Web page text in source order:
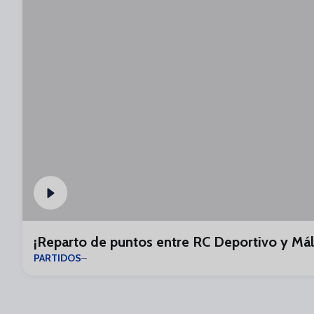
¡Reparto de puntos entre RC Deportivo y
PARTIDOS